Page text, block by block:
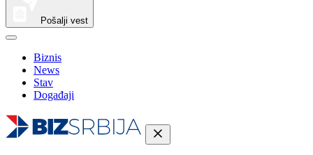
Pošalji vest
Biznis
News
Stav
Događaji